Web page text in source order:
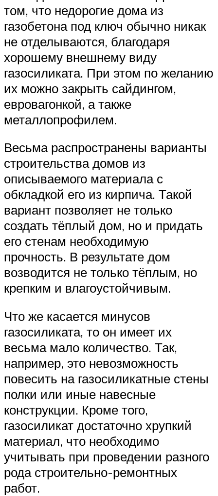
том, что недорогие дома из
газобетона под ключ обычно никак
не отделываются, благодаря
хорошему внешнему виду
газосиликата. При этом по желанию
их можно закрыть сайдингом,
евровагонкой, а также
металлопрофилем.
Весьма распространены варианты
строительства домов из
описываемого материала с
обкладкой его из кирпича. Такой
вариант позволяет не только
создать тёплый дом, но и придать
его стенам необходимую
прочность. В результате дом
возводится не только тёплым, но
крепким и влагоустойчивым.
Что же касается минусов
газосиликата, то он имеет их
весьма мало количество. Так,
например, это невозможность
повесить на газосиликатные стены
полки или иные навесные
конструкции. Кроме того,
газосиликат достаточно хрупкий
материал, что необходимо
учитывать при проведении разного
рода строительно-ремонтных
работ.